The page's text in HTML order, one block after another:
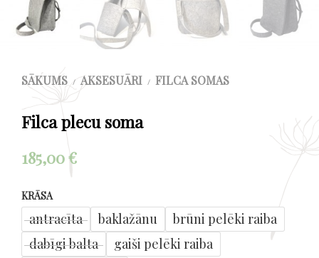
SĀKUMS / AKSESUĀRI / FILCA SOMAS
Filca plecu soma
185,00€
KRĀSA
antracīta baklažānu
brūni pelēki raiba
dabīgi balta
gaiši pelēki raiba